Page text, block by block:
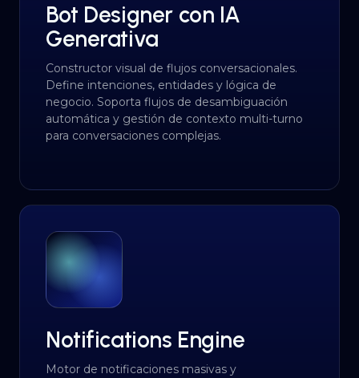
Bot Designer con IA
Generativa
Constructor visual de flujos conversacionales.
Define intenciones, entidades y lógica de
negocio. Soporta flujos de desambiguación
automática y gestión de contexto multi-turno
para conversaciones complejas.
Notifications Engine
Motor de notificaciones masivas y